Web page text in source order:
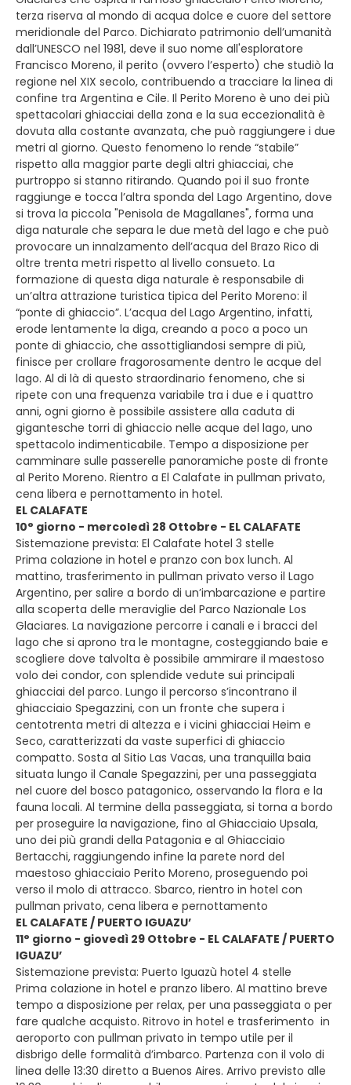
terza riserva al mondo di acqua dolce e cuore del settore
meridionale del Parco. Dichiarato patrimonio dell’umanità
dall’UNESCO nel 1981, deve il suo nome all'esploratore
Francisco Moreno, il perito (ovvero l’esperto) che studiò la
regione nel XIX secolo, contribuendo a tracciare la linea di
confine tra Argentina e Cile. Il Perito Moreno è uno dei più
spettacolari ghiacciai della zona e la sua eccezionalità è
dovuta alla costante avanzata, che può raggiungere i due
metri al giorno. Questo fenomeno lo rende “stabile”
rispetto alla maggior parte degli altri ghiacciai, che
purtroppo si stanno ritirando. Quando poi il suo fronte
raggiunge e tocca l’altra sponda del Lago Argentino, dove
si trova la piccola "Penisola de Magallanes", forma una
diga naturale che separa le due metà del lago e che può
provocare un innalzamento dell’acqua del Brazo Rico di
oltre trenta metri rispetto al livello consueto. La
formazione di questa diga naturale è responsabile di
un’altra attrazione turistica tipica del Perito Moreno: il
“ponte di ghiaccio”. L’acqua del Lago Argentino, infatti,
erode lentamente la diga, creando a poco a poco un
ponte di ghiaccio, che assottigliandosi sempre di più,
finisce per crollare fragorosamente dentro le acque del
lago. Al di là di questo straordinario fenomeno, che si
ripete con una frequenza variabile tra i due e i quattro
anni, ogni giorno è possibile assistere alla caduta di
gigantesche torri di ghiaccio nelle acque del lago, uno
spettacolo indimenticabile. Tempo a disposizione per
camminare sulle passerelle panoramiche poste di fronte
al Perito Moreno. Rientro a El Calafate in pullman privato,
cena libera e pernottamento in hotel.
EL CALAFATE
10° giorno - mercoledì 28 Ottobre - EL CALAFATE
Sistemazione prevista: El Calafate hotel 3 stelle
Prima colazione in hotel e pranzo con box lunch. Al
mattino, trasferimento in pullman privato verso il Lago
Argentino, per salire a bordo di un’imbarcazione e partire
alla scoperta delle meraviglie del Parco Nazionale Los
Glaciares. La navigazione percorre i canali e i bracci del
lago che si aprono tra le montagne, costeggiando baie e
scogliere dove talvolta è possibile ammirare il maestoso
volo dei condor, con splendide vedute sui principali
ghiacciai del parco. Lungo il percorso s’incontrano il
ghiacciaio Spegazzini, con un fronte che supera i
centotrenta metri di altezza e i vicini ghiacciai Heim e
Seco, caratterizzati da vaste superfici di ghiaccio
compatto. Sosta al Sitio Las Vacas, una tranquilla baia
situata lungo il Canale Spegazzini, per una passeggiata
nel cuore del bosco patagonico, osservando la flora e la
fauna locali. Al termine della passeggiata, si torna a bordo
per proseguire la navigazione, fino al Ghiacciaio Upsala,
uno dei più grandi della Patagonia e al Ghiacciaio
Bertacchi, raggiungendo infine la parete nord del
maestoso ghiacciaio Perito Moreno, proseguendo poi
verso il molo di attracco. Sbarco, rientro in hotel con
pullman privato, cena libera e pernottamento
EL CALAFATE / PUERTO IGUAZU’
11° giorno - giovedì 29 Ottobre - EL CALAFATE / PUERTO
IGUAZU’
Sistemazione prevista: Puerto Iguazù hotel 4 stelle
Prima colazione in hotel e pranzo libero. Al mattino breve
tempo a disposizione per relax, per una passeggiata o per
fare qualche acquisto. Ritrovo in hotel e trasferimento in
aeroporto con pullman privato in tempo utile per il
disbrigo delle formalità d’imbarco. Partenza con il volo di
linea delle 13:30 diretto a Buenos Aires. Arrivo previsto alle